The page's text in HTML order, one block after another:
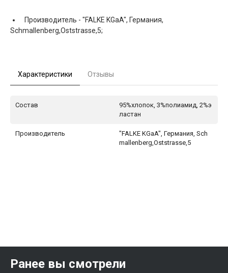
Производитель - "FALKE KGaA", Германия,
Schmallenberg,Oststrasse,5;
Характеристики Отзывы
Состав
95%хлопок, 3%полиамид, 2%э
ластан
Производитель
"FALKE KGaA", Германия, Sch
mallenberg,Oststrasse,5
Ранее вы смотрели